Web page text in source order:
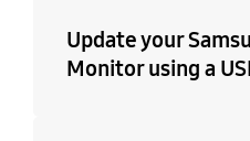
Update your
Monitor using a